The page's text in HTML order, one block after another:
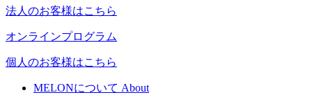
法人のお客様はこちら
オンラインプログラム
個人のお客様はこちら
MELONについて About